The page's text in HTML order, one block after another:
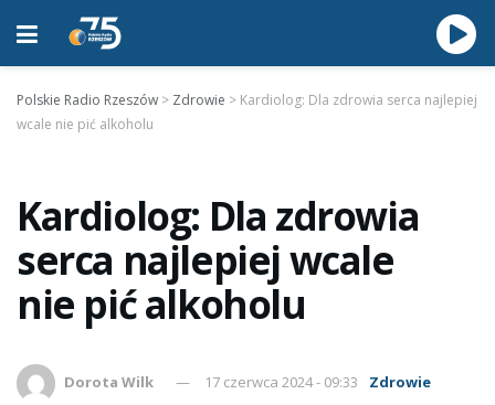
Polskie Radio Rzeszów > Zdrowie > Kardiolog: Dla zdrowia serca najlepiej
wcale nie pić alkoholu
Kardiolog: Dla zdrowia
serca najlepiej wcale
nie pić alkoholu
Dorota Wilk 17 czerwca 2024 - 09:33
Zdrowie